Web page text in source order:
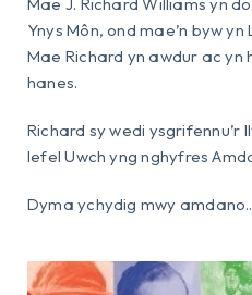
Ynys Môn, ond mae’n byw
Mae Richard yn awdur ac
hanes.
Richard sy wedi ysgrifennu’r
lefel Uwch yng nghyfres
Dyma ychydig mwy